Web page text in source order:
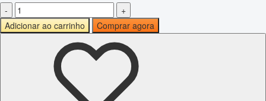
-
+
Adicionar ao carrinho
Comprar agora